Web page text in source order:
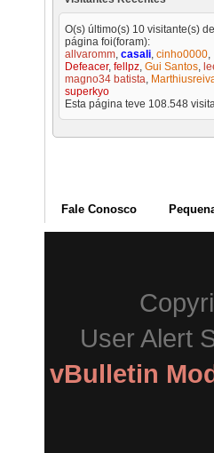
O(s) último(s) 10 visitante(s)
página foi(foram):
allvaromm, casali, cinho0000,
Defeacer, fellpz, Gui Santos,
magno34 batista,
superkyo
Esta página teve 108.548
Fale Conosco
User Alert
vBulletin